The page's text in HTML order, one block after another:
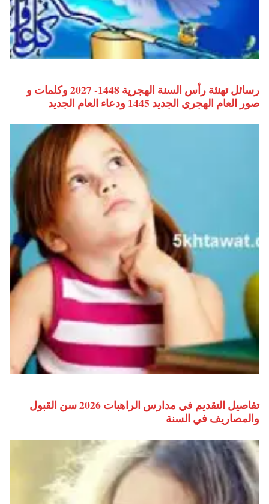
رسائل تهنئة رأس السنة الهجرية 1448- 2027 وكلمات و
صور العام الهجري الجديد 1445 ودعاء العام الجديد
تفاصيل التقديم في مدارس الراهبات 2026 سن القبول
والمصاريف في السنة